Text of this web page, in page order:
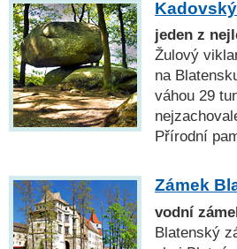
jeden z
Žulový
na
váhou 29
Přírodní
Zámek
vodní
Blatenský